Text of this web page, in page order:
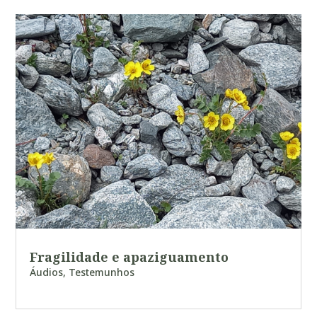
Fragilidade e apaziguamento
Áudios, Testemunhos